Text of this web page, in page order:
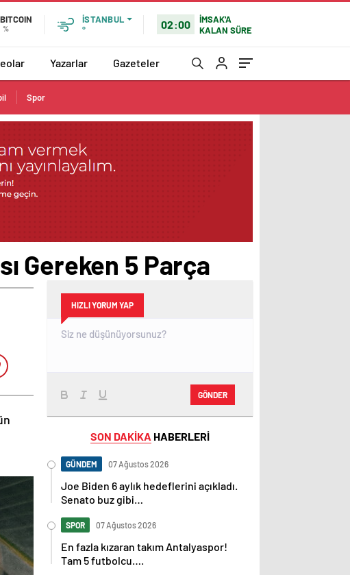
BITCOIN
%
İSTANBUL
°
02:00
İMSAK'A
KALAN SÜRE
Yazarlar Gazeteler
Spor
Gereken 5 Parça
HIZLI YORUM YAP
GÖNDER
SON DAKİKA HABERLERİ
GÜNDEM 07 Ağustos 2026
Joe Biden 6 aylık hedeflerini açıkladı.
Senato buz gibi…
SPOR 07 Ağustos 2026
En fazla kızaran takım Antalyaspor!
Tam 5 futbolcu….